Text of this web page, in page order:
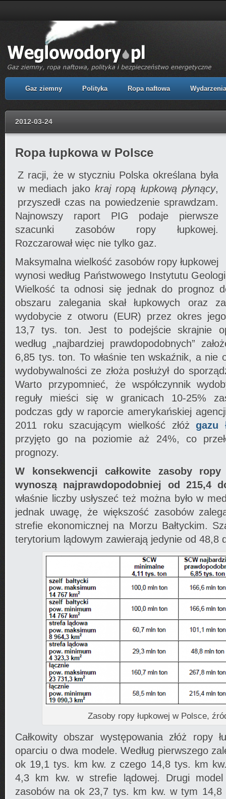
Gaz ziemny Polityka Ropa naftowa Wydarzenia
2012-03-24
Ropa łupkowa w Polsce
Z racji, że w styczniu Polska określana była
w mediach jako kraj ropą łupkową płynący,
przyszedł czas na powiedzenie sprawdzam.
Najnowszy raport PIG podaje pierwsze
szacunki zasobów ropy łupkowej.
Rozczarował więc nie tylko gaz.
Maksymalna wielkość zasobów ropy łupkowej
wynosi według Państwowego Instytutu
Wielkość ta odnosi się jednak do prognoz
obszaru zalegania skał łupkowych oraz
wydobycie z otworu (EUR) przez okres
13,7 tys. ton. Jest to podejście skrajnie
według „najbardziej prawdopodobnych”
6,85 tys. ton. To właśnie ten wskaźnik, a nie
wydobywalności ze złoża posłużył do
Warto przypomnieć, że współczynnik
reguły mieści się w granicach 10-25%
podczas gdy w raporcie amerykańskiej
2011 roku szacującym wielkość złóżgazu
przyjęto go na poziomie aż 24%, co
prognozy.
W konsekwencji całkowite zasoby
wynoszą najprawdopodobniej od 215,4
właśnie liczby usłyszeć też można było w
jednak uwagę, że większość zasobów
strefie ekonomicznej na Morzu Bałtyckim.
terytorium lądowym zawierają jedynie od 48,8
Zasoby ropy łupkowej w Polsce,
Całkowity obszar występowania złóż ropy
oparciu o dwa modele. Według pierwszego
ok 19,1 tys. km kw. z czego 14,8 tys. km
4,3 km kw. w strefie lądowej. Drugi model
zasobów na ok 23,7 tys. km kw. w tym